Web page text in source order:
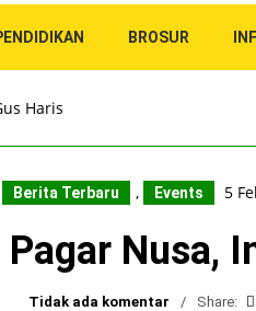
BROSUR
Haris
Berita Terbaru , Events 5
Nusa,
Tidak ada komentar Share: